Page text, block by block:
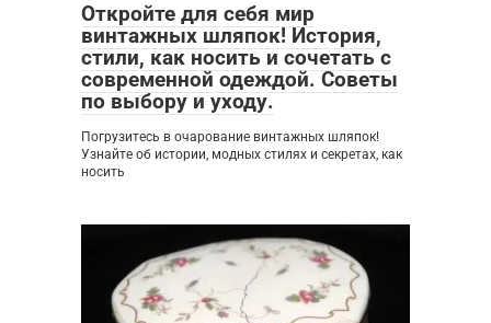
Откройте для себя мир
винтажных шляпок! История,
стили, как носить и сочетать с
современной одеждой. Советы
по выбору и уходу.
Погрузитесь в очарование винтажных шляпок!
Узнайте об истории, модных стилях и секретах, как
носить